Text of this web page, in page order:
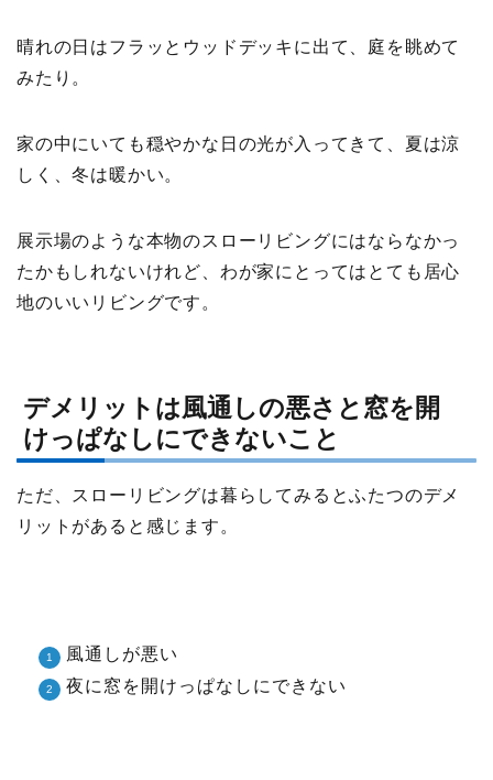
晴れの日はフラッとウッドデッキに出て、庭を眺めて
みたり。
家の中にいても穏やかな日の光が入ってきて、夏は涼
しく、冬は暖かい。
展示場のような本物のスローリビングにはならなかっ
たかもしれないけれど、わが家にとってはとても居心
地のいいリビングです。
デメリットは風通しの悪さと窓を開
けっぱなしにできないこと
ただ、スローリビングは暮らしてみるとふたつのデメ
リットがあると感じます。
風通しが悪い
夜に窓を開けっぱなしにできない